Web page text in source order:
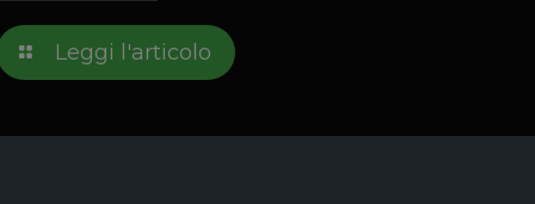
Leggi l'articolo